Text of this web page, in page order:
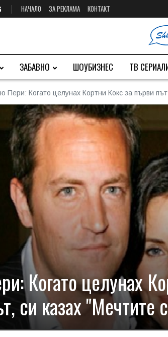
НАЧАЛО ЗА РЕКЛАМА КОНТАКТ
ЗАБАВНО ШОУБИЗНЕС ТВ
Пери: Когато целунах Кортни Кокс за първи
Когато целунах
си казах "Мечтите